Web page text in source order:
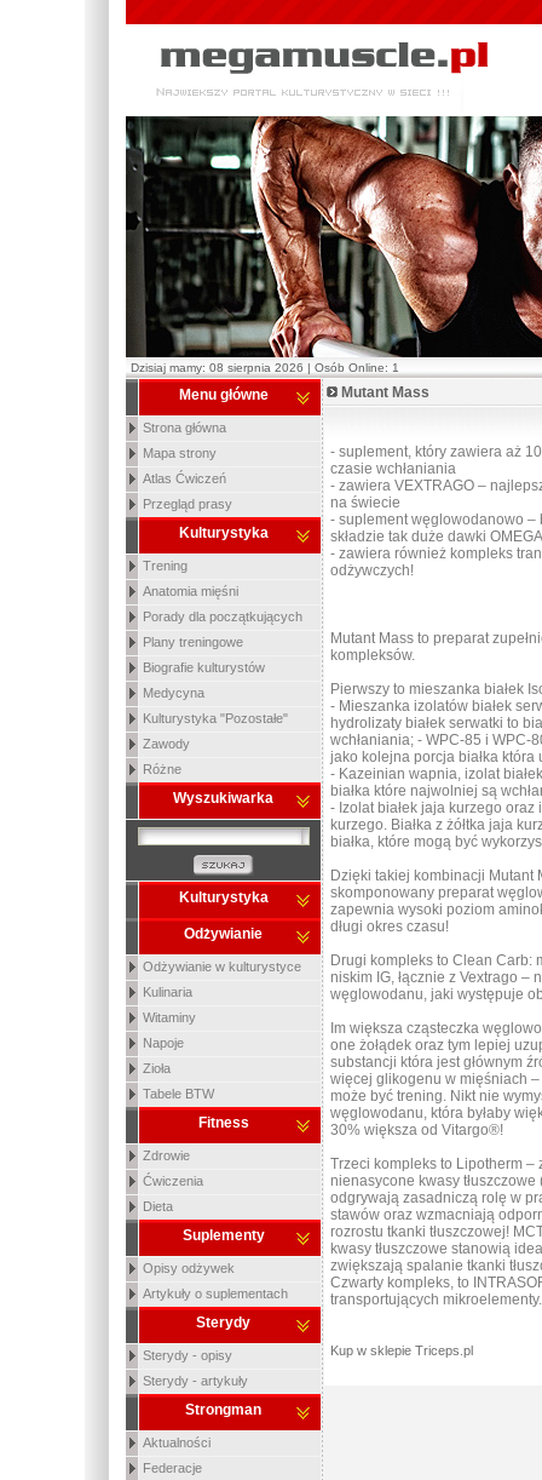
Dzisiaj mamy: 08 sierpnia 2026 | Osób Online: 1
Menu główne
Strona główna
Mapa strony
Atlas Ćwiczeń
Przegląd prasy
Kulturystyka
Trening
Anatomia mięśni
Porady dla początkujących
Plany treningowe
Biografie kulturystów
Medycyna
Kulturystyka "Pozostałe"
Zawody
Różne
Wyszukiwarka
Kulturystyka
Odżywianie
Odżywianie w kulturystyce
Kulinaria
Witaminy
Napoje
Zioła
Tabele BTW
Fitness
Zdrowie
Ćwiczenia
Dieta
Suplementy
Opisy odżywek
Artykuły o suplementach
Sterydy
Sterydy - opisy
Sterydy - artykuły
Strongman
Aktualności
Federacje
Mutant Mass
- suplement, który zawiera aż
czasie wchłaniania
- zawiera VEXTRAGO –
na świecie
- suplement węglowodanowo –
składzie tak duże dawki
- zawiera również kompleks
odżywczych!
Mutant Mass to preparat
kompleksów.
Pierwszy to mieszanka białek
- Mieszanka izolatów białek
hydrolizaty białek serwatki to
wchłaniania; - WPC-85 i WPC-
jako kolejna porcja białka która
- Kazeinian wapnia, izolat
białka które najwolniej są
- Izolat białek jaja kurzego oraz
kurzego. Białka z żółtka jaja
białka, które mogą być
Dzięki takiej kombinacji Mutant
skomponowany preparat
zapewnia wysoki poziom
długi okres czasu!
Drugi kompleks to Clean Carb:
niskim IG, łącznie z Vextrago –
węglowodanu, jaki występuje
Im większa cząsteczka
one żołądek oraz tym lepiej
substancji która jest głównym
więcej glikogenu w mięśniach
może być trening. Nikt nie
węglowodanu, która byłaby
30% większa od Vitargo®!
Trzeci kompleks to Lipotherm
nienasycone kwasy tłuszczowe
odgrywają zasadniczą rolę w
stawów oraz wzmacniają
rozrostu tkanki tłuszczowej!
kwasy tłuszczowe stanowią
zwiększają spalanie tkanki
Czwarty kompleks, to
transportujących mikroelementy.
Kup w sklepie Triceps.pl